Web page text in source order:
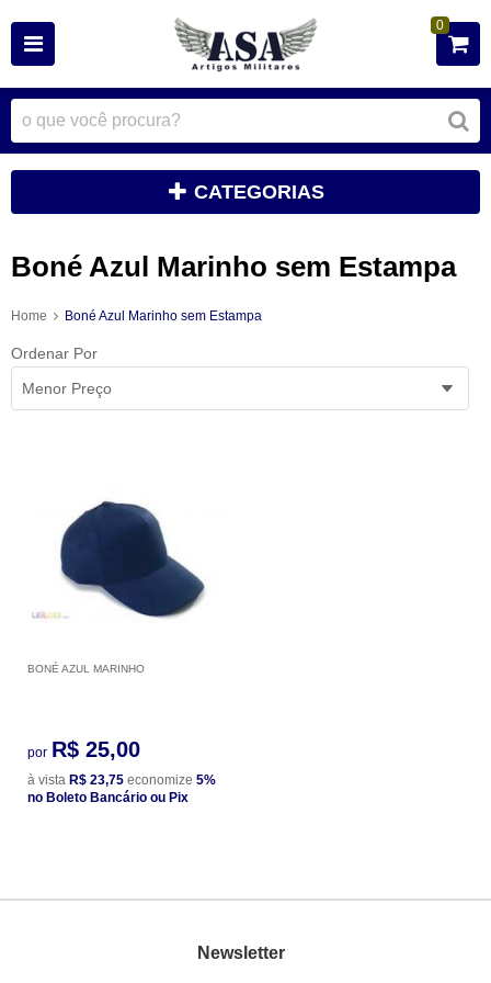
0
CATEGORIAS
Boné Azul Marinho sem Estampa
Home Boné Azul Marinho sem Estampa
Ordenar Por
Menor Preço
BONÉ AZUL MARINHO
por R$ 25,00
à vista R$ 23,75 economize 5%
no Boleto Bancário ou Pix
Newsletter